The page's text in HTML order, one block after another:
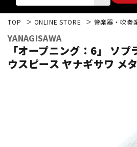
TOP ONLINE STORE 管楽器・吹奏
YANAGISAWA
「オープニング：6」 ソ
ウスピース ヤナギサワ メ